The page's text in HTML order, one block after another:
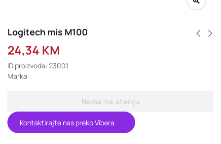
Logitech mis M100
24,34 KM
ID proizvoda: 23001
Marka:
Nema na stanju
Kontaktirajte nas preko Vibera